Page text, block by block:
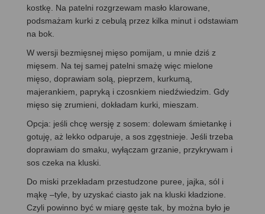
kostkę. Na patelni rozgrzewam masło klarowane,
podsmażam kurki z cebulą przez kilka minut i odstawiam
na bok.
W wersji bezmięsnej mięso pomijam, u mnie dziś z
mięsem. Na tej samej patelni smażę więc mielone
mięso, doprawiam solą, pieprzem, kurkumą,
majerankiem, papryką i czosnkiem niedźwiedzim. Gdy
mięso się zrumieni, dokładam kurki, mieszam.
Opcja: jeśli chcę wersję z sosem: dolewam śmietankę i
gotuję, aż lekko odparuje, a sos zgęstnieje. Jeśli trzeba
doprawiam do smaku, wyłączam grzanie, przykrywam i
sos czeka na kluski.
Do miski przekładam przestudzone puree, jajka, sól i
mąkę –tyle, by uzyskać ciasto jak na kluski kładzione.
Czyli powinno być w miarę gęste tak, by można było je